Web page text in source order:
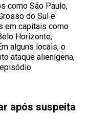
como São Paulo,
do Sul e
em capitais como
Horizonte,
alguns locais, o
ataque alienígena,
após suspeita